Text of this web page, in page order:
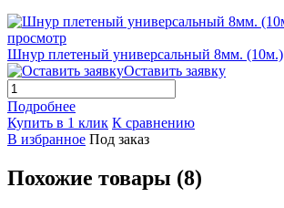
просмотр
Шнур плетеный универсальный 8мм. (10м.)
Оставить заявку
Подробнее
Купить в 1 клик К сравнению
В избранное Под заказ
Похожие товары (8)